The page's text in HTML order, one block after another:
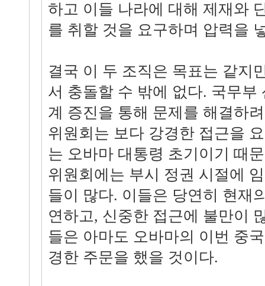
하고 이들 나라에 대해 제재와
를 취할 것을 요구하며 압력을
결국 이 두 조직은 목표는 같지
서 충돌할 수 밖에 없다. 국무부
계 증진을 통해 문제를 해결하
위원회는 보다 강경한 접근을
는 오바마 대통령 초기이기 때
위원회에는 부시 정권 시절에
들이 많다. 이들은 당연히 현재
연하고, 신중한 접근에 불만이
들은 아마도 오바마의 이번 중
경한 주문을 했을 것이다.